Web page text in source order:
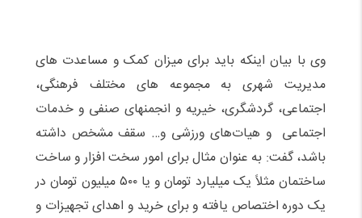
وی با بیان اینکه باید برای میزان کمک و مساعدت های
مدیریت شهری به مجموعه های مختلف فرهنگی،
اجتماعی، گردشگری، خیریه و انجمنهای صنفی و خدمات
اجتماعی و هیات‌های ورزشی و… سقف مشخص داشته
باشد، گفت: به عنوان مثال برای امور سخت افزار و ساخت
ساختمان مثلاً یک میلیارد تومان و یا ۵۰۰ میلیون تومان در
یک دوره اختصاص یافته و برای خرید و اهدای تجهیزات و